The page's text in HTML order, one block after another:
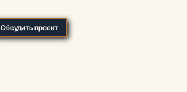
Обсудить проект